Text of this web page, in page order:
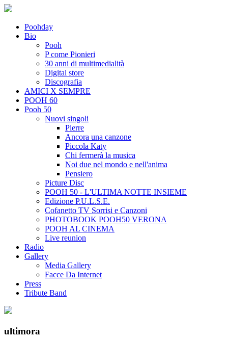
Poohday
Bio
Pooh
P come Pionieri
30 anni di multimedialità
Digital store
Discografia
AMICI X SEMPRE
POOH 60
Pooh 50
Nuovi singoli
Pierre
Ancora una canzone
Piccola Katy
Chi fermerà la musica
Noi due nel mondo e nell'anima
Pensiero
Picture Disc
POOH 50 - L'ULTIMA NOTTE INSIEME
Edizione P.U.L.S.E.
Cofanetto TV Sorrisi e Canzoni
PHOTOBOOK POOH50 VERONA
POOH AL CINEMA
Live reunion
Radio
Gallery
Media Gallery
Facce Da Internet
Press
Tribute Band
ultimora